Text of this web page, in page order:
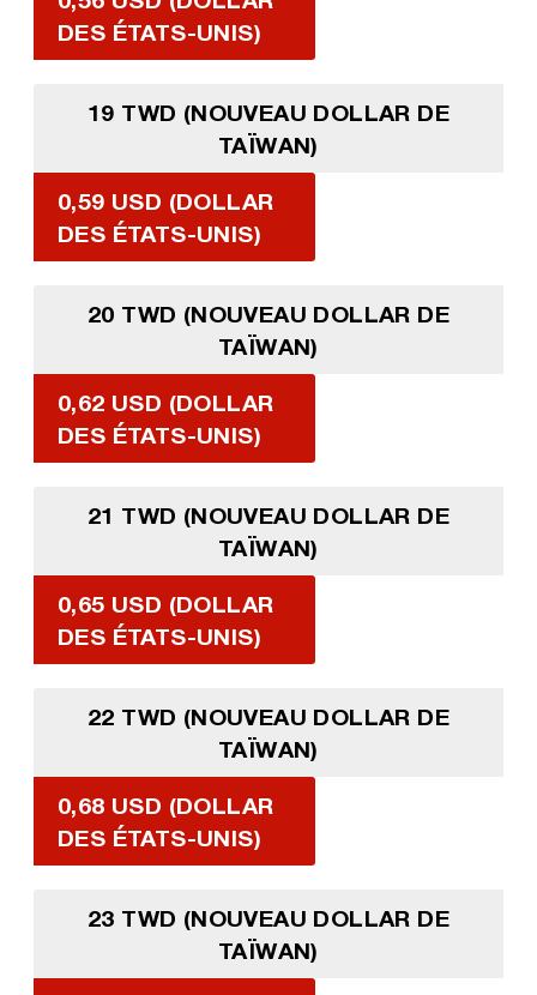
DES ÉTATS-UNIS)
19 TWD (NOUVEAU DOLLAR DE
TAÏWAN)
0,59 USD (DOLLAR
DES ÉTATS-UNIS)
20 TWD (NOUVEAU DOLLAR DE
TAÏWAN)
0,62 USD (DOLLAR
DES ÉTATS-UNIS)
21 TWD (NOUVEAU DOLLAR DE
TAÏWAN)
0,65 USD (DOLLAR
DES ÉTATS-UNIS)
22 TWD (NOUVEAU DOLLAR DE
TAÏWAN)
0,68 USD (DOLLAR
DES ÉTATS-UNIS)
23 TWD (NOUVEAU DOLLAR DE
TAÏWAN)